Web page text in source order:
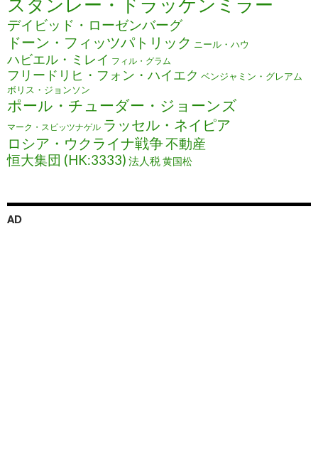
デイビッド・ローゼンバーグ
ドーン・フィッツパトリック ニール・ハウ
ハビエル・ミレイ フィル・グラム
フリードリヒ・フォン・ハイエク ベンジャミン・グレアム
ボリス・ジョンソン
ポール・チューダー・ジョーンズ
マーク・スピッツナゲル ラッセル・ネイピア
ロシア・ウクライナ戦争不動産
恒大集団 (HK:3333) 法人税黄国松
AD